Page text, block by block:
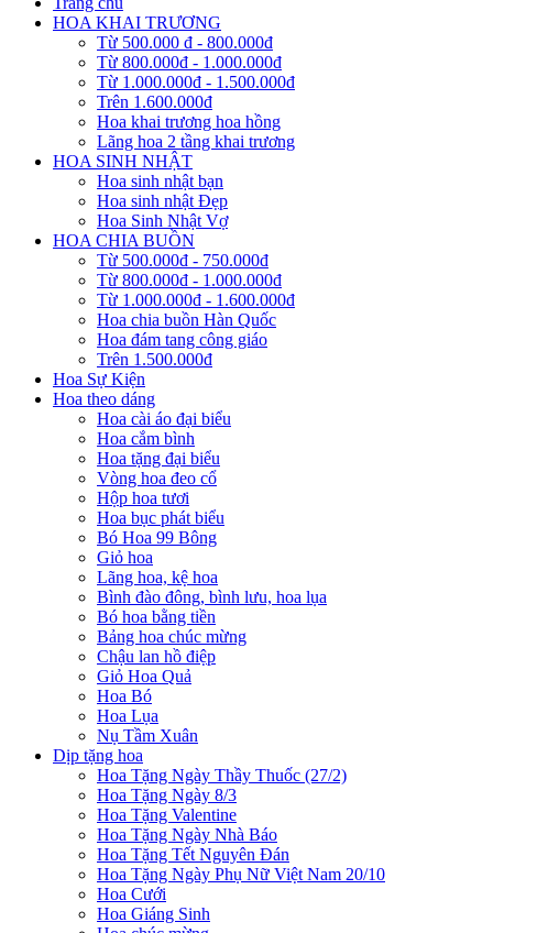
HOA KHAI TRƯƠNG
Từ 500.000 đ - 800.000đ
Từ 800.000đ - 1.000.000đ
Từ 1.000.000đ - 1.500.000đ
Trên 1.600.000đ
Hoa khai trương hoa hồng
Lãng hoa 2 tầng khai trương
HOA SINH NHẬT
Hoa sinh nhật bạn
Hoa sinh nhật Đẹp
Hoa Sinh Nhật Vợ
HOA CHIA BUỒN
Từ 500.000đ - 750.000đ
Từ 800.000đ - 1.000.000đ
Từ 1.000.000đ - 1.600.000đ
Hoa chia buồn Hàn Quốc
Hoa đám tang công giáo
Trên 1.500.000đ
Hoa Sự Kiện
Hoa theo dáng
Hoa cài áo đại biểu
Hoa cắm bình
Hoa tặng đại biểu
Vòng hoa đeo cổ
Hộp hoa tươi
Hoa bục phát biểu
Bó Hoa 99 Bông
Giỏ hoa
Lãng hoa, kệ hoa
Bình đào đông, bình lưu, hoa lụa
Bó hoa bằng tiền
Bảng hoa chúc mừng
Chậu lan hồ điệp
Giỏ Hoa Quả
Hoa Bó
Hoa Lụa
Nụ Tầm Xuân
Dịp tặng hoa
Hoa Tặng Ngày Thầy Thuốc (27/2)
Hoa Tặng Ngày 8/3
Hoa Tặng Valentine
Hoa Tặng Ngày Nhà Báo
Hoa Tặng Tết Nguyên Đán
Hoa Tặng Ngày Phụ Nữ Việt Nam 20/10
Hoa Cưới
Hoa Giáng Sinh